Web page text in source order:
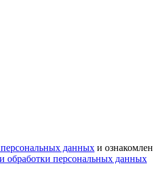
персональных данных и ознакомлен
обработки персональных данных